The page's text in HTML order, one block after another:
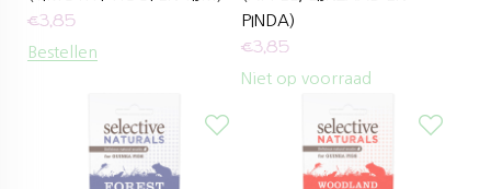
€3,85
Bestellen
PINDA)
€3,85
Niet op voorraad